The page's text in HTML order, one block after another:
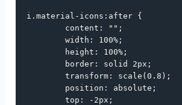
i .material-icons : after {
content : "" ;
width : 100% ;
height : 100% ;
border : solid 2px ;
transform : scale (0.8 );
position : absolute ;
top : -2px ;